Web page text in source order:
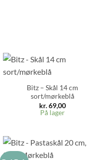
Bitz – Skål 14 cm
sort/mørkeblå
kr.69,00
På lager